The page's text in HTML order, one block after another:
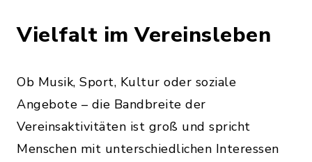
Vielfalt im Vereinsleben
Ob Musik, Sport, Kultur oder soziale
Angebote – die Bandbreite der
Vereinsaktivitäten ist groß und spricht
Menschen mit unterschiedlichen Interessen